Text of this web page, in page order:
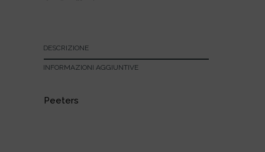
DESCRIZIONE
INFORMAZIONI AGGIUNTIVE
Peeters